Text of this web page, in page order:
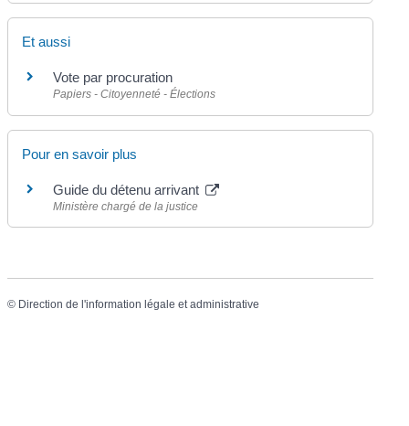
Et aussi
Vote par procuration
Papiers - Citoyenneté - Élections
Pour en savoir plus
Guide du détenu arrivant
Ministère chargé de la justice
© Direction de l'information légale et administrative